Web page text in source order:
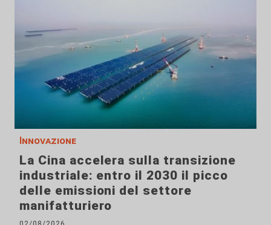
Innovazione
La Cina accelera sulla transizione
industriale: entro il 2030 il picco
delle emissioni del settore
manifatturiero